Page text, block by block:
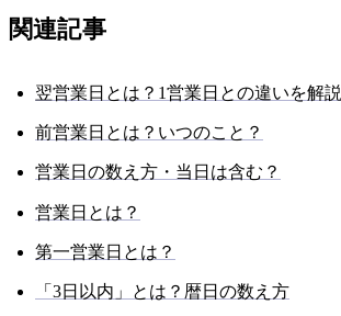
関連記事
翌営業日とは？1営業日との違いを解説
前営業日とは？いつのこと？
営業日の数え方・当日は含む？
営業日とは？
第一営業日とは？
「3日以内」とは？暦日の数え方